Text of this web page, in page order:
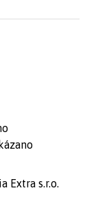
Extra s.r.o.